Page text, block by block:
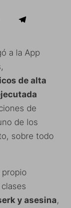
a la App
de alta
de
de los
sobre todo
y asesina,